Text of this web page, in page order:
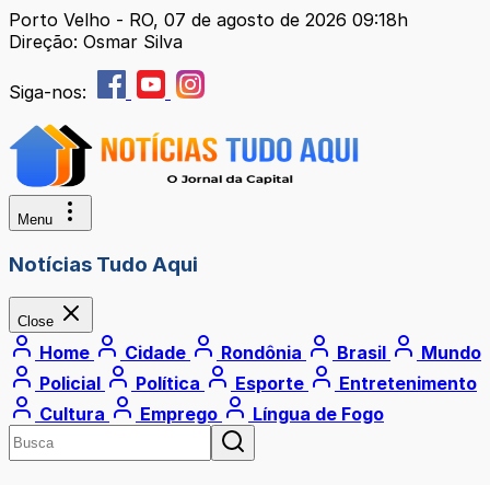
Porto Velho - RO, 07 de agosto de 2026 09:18h
Direção: Osmar Silva
Siga-nos:
Menu
Notícias Tudo Aqui
Close
Home Cidade Rondônia Brasil
Mundo
Policial
Política Esporte
Entretenimento
Cultura
Emprego Língua de Fogo